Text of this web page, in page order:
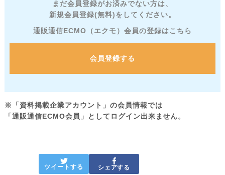
まだ会員登録がお済みでない方は、
新規会員登録(無料)をしてください。
通販通信ECMO（エクモ）会員の登録はこちら
会員登録する
※「資料掲載企業アカウント」の会員情報では
「通販通信ECMO会員」としてログイン出来ません。
ツイートする シェアする